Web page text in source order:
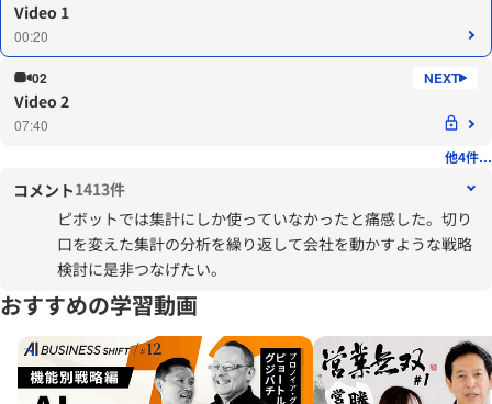
Video 1
00:20
02
Video 2
07:40
他4件...
コメント1413件
ピボットでは集計にしか使っていなかったと痛感した。切り
口を変えた集計の分析を繰り返して会社を動かすような戦略
検討に是非つなげたい。
おすすめの学習動画